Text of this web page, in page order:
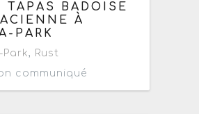
TAPAS BADOISE
À
PARK
Park, Rust
communiqué